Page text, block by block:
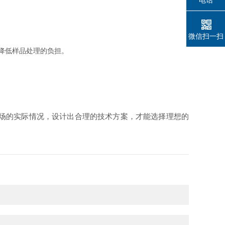
样品处理的负担。
实际情况，设计出合理的技术方案，才能选择理想的
微信扫一扫